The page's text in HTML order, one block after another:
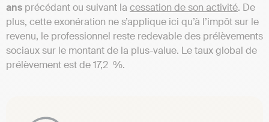
ans précédant ou suivant la cessation de son activité. De
plus, cette exonération ne s’applique ici qu’à l’impôt sur le
revenu, le professionnel reste redevable des prélèvements
sociaux sur le montant de la plus-value. Le taux global de
prélèvement est de 17,2 %.